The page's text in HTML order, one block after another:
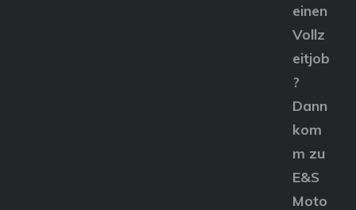
einen
Vollz
eitjob
?
Dann
kom
m zu
E&S
Moto